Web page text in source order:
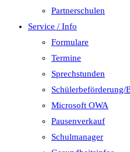
Partnerschulen
Service / Info
Formulare
Termine
Sprechstunden
Schülerbeförderung/
Microsoft OWA
Pausenverkauf
Schulmanager